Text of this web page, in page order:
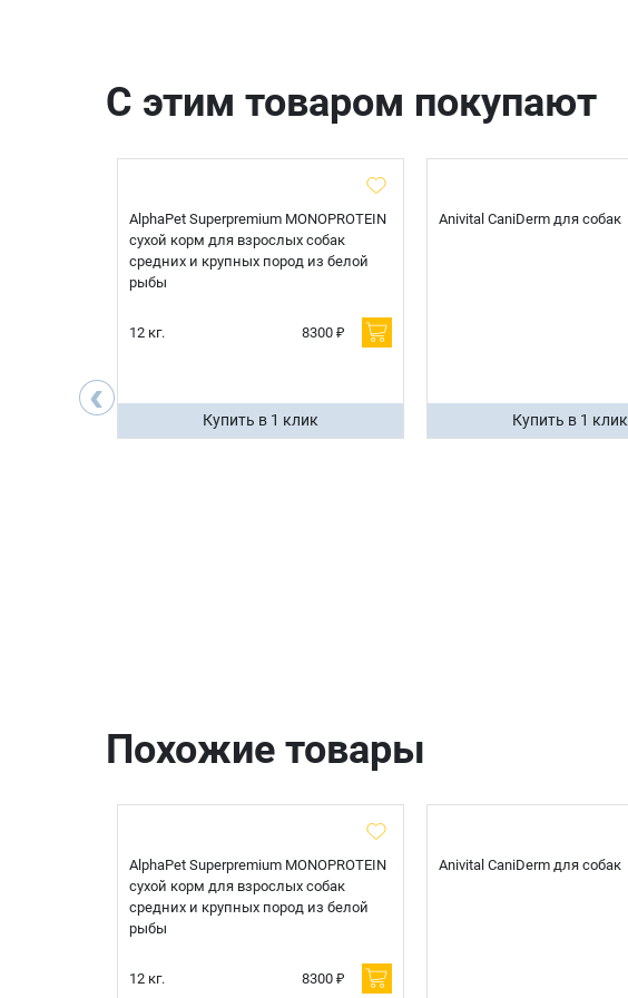
С этим товаром покупают
‹
AlphaPet Superpremium MONOPROTEIN
сухой корм для взрослых собак
средних и крупных пород из белой
рыбы
12 кг. 8300 ₽
Купить в 1 клик
Anivital CaniDerm для собак
Купить в 1 клик
Похожие товары
AlphaPet Superpremium MONOPROTEIN
сухой корм для взрослых собак
средних и крупных пород из белой
рыбы
12 кг. 8300 ₽
Anivital CaniDerm для собак